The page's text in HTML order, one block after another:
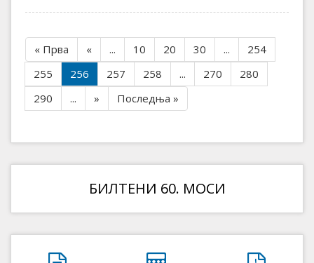
« Прва « ... 10 20 30 ...
254
255
256 257 258 ... 270
280
290
... » Последња »
БИЛТЕНИ 60. МОСИ